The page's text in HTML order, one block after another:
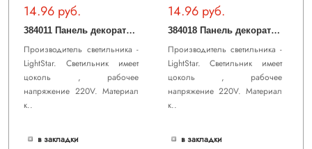
14.96 руб.
3
84011 Панель декоративная IPOGEO CYL к 384ххх БРОНЗА (в комплекте)
Производитель светильника -
LightStar. Светильник имеет
цоколь , рабочее
напряжение 220V. Материал
к..
в закладки
14.96 руб.
3
84018 Панель декоративная IPOGEO CYL к 384ххх ЛАТУНЬ (в комплекте)
Производитель светильника -
LightStar. Светильник имеет
цоколь , рабочее
напряжение 220V. Материал
к..
в закладки